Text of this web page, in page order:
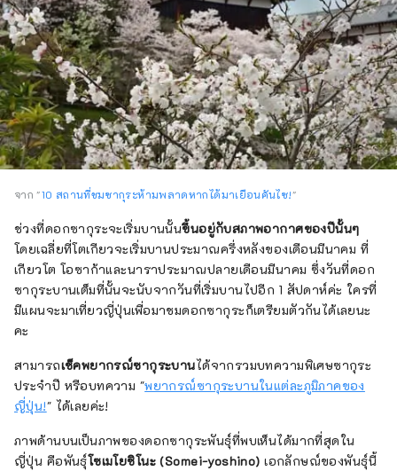
จาก "10 สถานที่ชมซากุระห้ามพลาดหากได้มาเยือนคันไซ!"
ช่วงที่ดอกซากุระจะเริ่มบานนั้นขึ้นอยู่กับสภาพอากาศของปีนั้นๆ
โดยเฉลี่ยที่โตเกียวจะเริ่มบานประมาณครึ่งหลังของเดือนมีนาคม ที่
เกียวโต โอซาก้าและนาราประมาณปลายเดือนมีนาคม ซึ่งวันที่ดอก
ซากุระบานเต็มที่นั้นจะนับจากวันที่เริ่มบานไปอีก 1 สัปดาห์ค่ะ ใครที่
มีแผนจะมาเที่ยวญี่ปุ่นเพื่อมาชมดอกซากุระก็เตรียมตัวกันได้เลยนะ
คะ
สามารถเช็คพยากรณ์ซากุระบานได้จากรวมบทความพิเศษซากุระ
ประจำปี หรือบทความ "พยากรณ์ซากุระบานในแต่ละภูมิภาคของ
ญี่ปุ่น!" ได้เลยค่ะ!
ภาพด้านบนเป็นภาพของดอกซากุระพันธุ์ที่พบเห็นได้มากที่สุดใน
ญี่ปุ่น คือพันธุ์โซเมโยชิโนะ (Somei-yoshino) เอกลักษณ์ของพันธุ์นี้